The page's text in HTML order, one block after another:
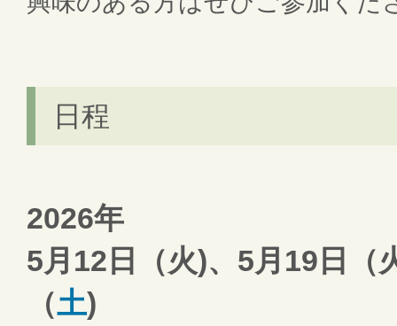
日程
2026年
5月12日（火)、5月19日（
（土)